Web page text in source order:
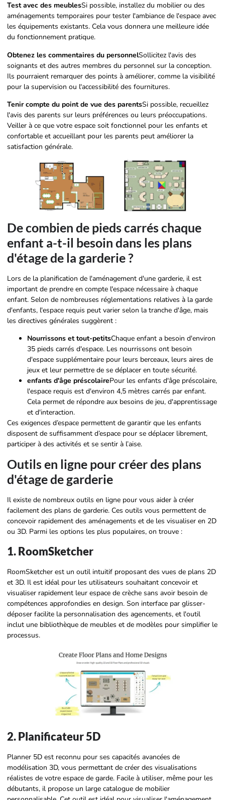
Test avec des meublesSi possible, installez du mobilier ou des
aménagements temporaires pour tester l'ambiance de l'espace avec
les équipements existants. Cela vous donnera une meilleure idée
du fonctionnement pratique.
Obtenez les commentaires du personnelSollicitez l'avis des
soignants et des autres membres du personnel sur la conception.
Ils pourraient remarquer des points à améliorer, comme la visibilité
pour la supervision ou l'accessibilité des fournitures.
Tenir compte du point de vue des parentsSi possible, recueillez
l'avis des parents sur leurs préférences ou leurs préoccupations.
Veiller à ce que votre espace soit fonctionnel pour les enfants et
confortable et accueillant pour les parents peut améliorer la
satisfaction générale.
De combien de pieds carrés chaque
enfant a-t-il besoin dans les plans
d'étage de la garderie ?
Lors de la planification de l'aménagement d'une garderie, il est
important de prendre en compte l'espace nécessaire à chaque
enfant. Selon de nombreuses réglementations relatives à la garde
d'enfants, l'espace requis peut varier selon la tranche d'âge, mais
les directives générales suggèrent :
Nourrissons et tout-petitsChaque enfant a besoin d'environ
35 pieds carrés d'espace. Les nourrissons ont besoin
d'espace supplémentaire pour leurs berceaux, leurs aires de
jeux et leur permettre de se déplacer en toute sécurité.
enfants d'âge préscolairePour les enfants d'âge préscolaire,
l'espace requis est d'environ 4,5 mètres carrés par enfant.
Cela permet de répondre aux besoins de jeu, d'apprentissage
et d'interaction.
Ces exigences d’espace permettent de garantir que les enfants
disposent de suffisamment d’espace pour se déplacer librement,
participer à des activités et se sentir à l’aise.
Outils en ligne pour créer des plans
d'étage de garderie
Il existe de nombreux outils en ligne pour vous aider à créer
facilement des plans de garderie. Ces outils vous permettent de
concevoir rapidement des aménagements et de les visualiser en 2D
ou 3D. Parmi les options les plus populaires, on trouve :
1. RoomSketcher
RoomSketcher est un outil intuitif proposant des vues de plans 2D
et 3D. Il est idéal pour les utilisateurs souhaitant concevoir et
visualiser rapidement leur espace de crèche sans avoir besoin de
compétences approfondies en design. Son interface par glisser-
déposer facilite la personnalisation des agencements, et l'outil
inclut une bibliothèque de meubles et de modèles pour simplifier le
processus.
2. Planificateur 5D
Planner 5D est reconnu pour ses capacités avancées de
modélisation 3D, vous permettant de créer des visualisations
réalistes de votre espace de garde. Facile à utiliser, même pour les
débutants, il propose un large catalogue de mobilier